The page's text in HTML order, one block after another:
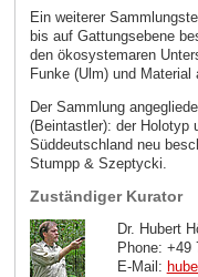
Ein weiterer
bis auf Gattungsebene
den ökosystemaren
Funke (Ulm) und Material
Der Sammlung
(Beintastler): der Holotyp
Süddeutschland neu
Stumpp & Szeptycki.
Zuständiger Kurator
Dr. Hubert
Phone: +49
E-Mail: